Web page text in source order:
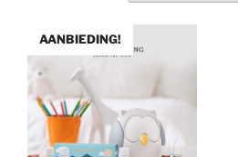
AANBIEDING!